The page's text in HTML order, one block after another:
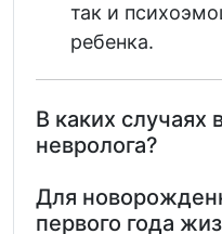
так и
ребенка.
В каких случаях
невролога?
Для
первого года